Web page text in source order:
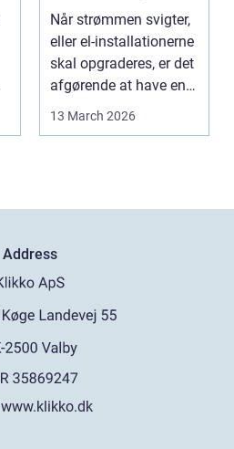
til dine el-opgaver
Når strømmen svigter,
eller el-installationerne
skal opgraderes, er det
afgørende at have en
pålidel...
13 March 2026
Address
www.klikko.dk